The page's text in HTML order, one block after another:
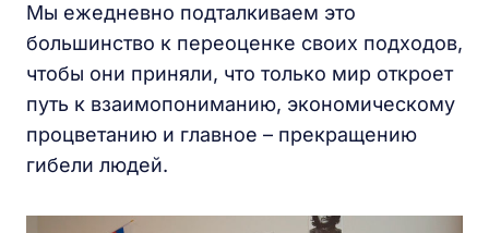
Мы ежедневно подталкиваем это
большинство к переоценке своих подходов,
чтобы они приняли, что только мир откроет
путь к взаимопониманию, экономическому
процветанию и главное – прекращению
гибели людей.